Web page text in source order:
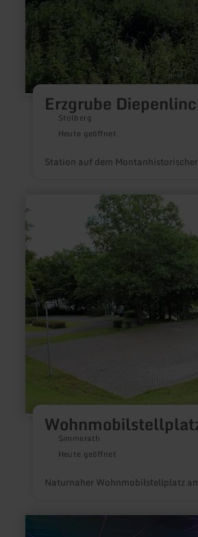
Erzgrube
Stolberg
Heute geöffnet
Station auf dem
Simmerath
Heute geöffnet
Naturnaher Wohnmobilstellplatz
erfahren
zu:
Wohnmobilstellplatz
Rurberg